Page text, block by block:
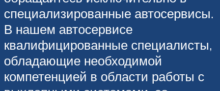
специализированные автосервисы.
В нашем автосервисе
квалифицированные специалисты,
обладающие необходимой
компетенцией в области работы с